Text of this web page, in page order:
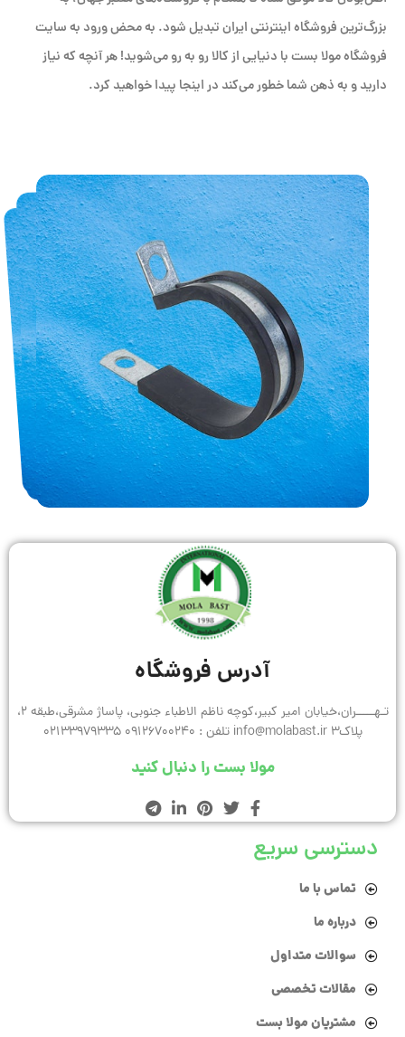
بزرگ‌ترین فروشگاه اینترنتی ایران تبدیل شود. به محض ورود به سایت
فروشگاه مولا بست با دنیایی از کالا رو به رو می‌شوید! هر آنچه که نیاز
دارید و به ذهن شما خطور می‌کند در اینجا پیدا خواهید کرد.
آدرس فروشگاه
تـهـــــران،خیابان امیر کبیر،کوچه ناظم الاطباء جنوبی، پاساژ مشرقی،طبقه 2،
پلاک3 info@molabast.ir تلفن : 09126700240 02133979335
مولا بست را دنبال کنید
دسترسی سریع
تماس با ما
درباره ما
سوالات متداول
مقالات تخصصی
مشتریان مولا بست